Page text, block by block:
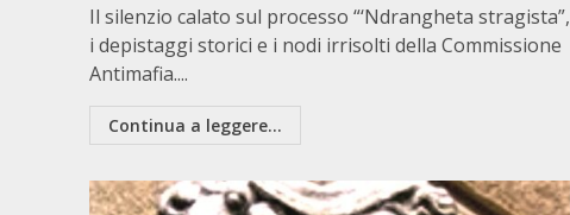
Il silenzio calato sul processo “‘Ndrangheta stragista”,
i depistaggi storici e i nodi irrisolti della Commissione
Antimafia....
Continua a leggere...